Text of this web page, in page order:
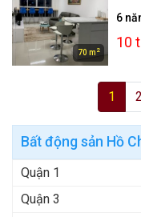
70 m 2
6
10
1 2
Bất động sản Hồ
Quận 1
Quận 3